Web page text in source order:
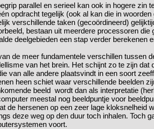
parallel en serieel kan ook in hogere zin
opdracht tegelijk (ook al kan die in
verschillende taken (gecoördineerd)
bestaan uit meerdere processoren
deelgebieden een stap verder berekenen
de meer fundamentele verschillen tussen
van het brein. Het schijnt zo te zijn
van alle andere plaatsvindt in een soort
heen schiet waar verschillende beelden
beeld wordt dan als interpretatie
meestal nog beeldpuntje voor
de hersenen op een zeer lage kloksnelheid
deze weg op den duur toch inhalen. Toch
voort.